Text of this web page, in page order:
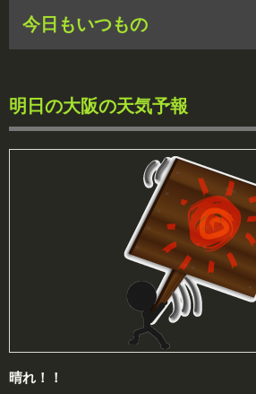
今日もいつもの
明日の大阪の天気予報
晴れ！！